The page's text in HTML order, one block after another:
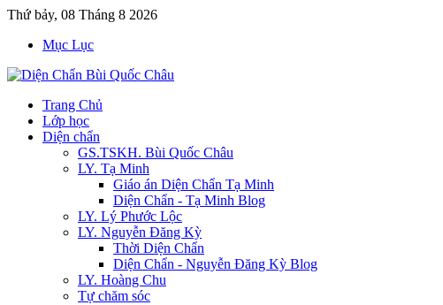
Thứ bảy, 08 Tháng 8 2026
Mục Lục
Trang Chủ
Lớp học
Diện chẩn
GS.TSKH. Bùi Quốc Châu
LY. Tạ Minh
Giáo án Diện Chẩn Tạ Minh
Diện Chẩn - Tạ Minh Blog
LY. Lý Phước Lộc
LY. Nguyễn Đăng Kỳ
Thời Diện Chẩn
Diện Chẩn - Nguyễn Đăng Kỳ Blog
LY. Hoàng Chu
Tự chăm sóc